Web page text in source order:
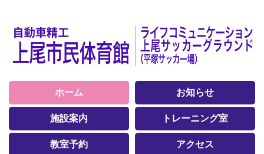
ホーム お知らせ
施設案内 トレーニング室
教室予約 アクセス